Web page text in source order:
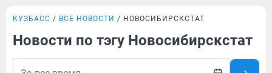
КУЗБАСС ВСЕ НОВОСТИ НОВОСИБИРСКСТАТ
Новости по тэгу Новосибирскстат